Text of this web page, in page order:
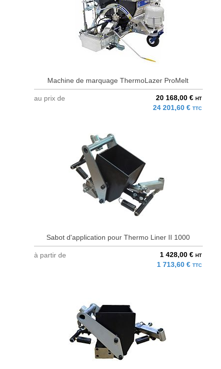
Machine de marquage ThermoLazer ProMelt
au prix de 20 168,00 € HT
24 201,60 € TTC
Sabot d'application pour Thermo Liner II 1000
à partir de 1 428,00 € HT
1 713,60 € TTC